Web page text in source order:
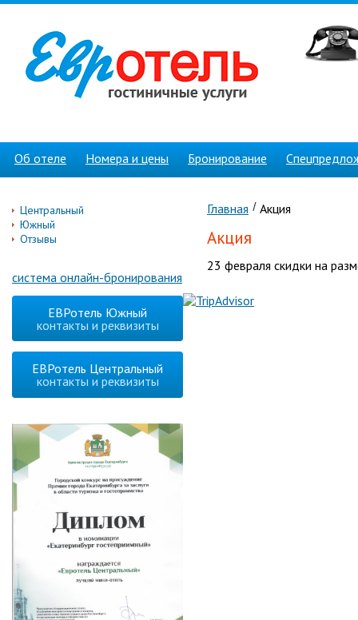
Об отеле Номера и цены Бронирование
Центральный
Южный
Отзывы
система онлайн-бронирования
ЕВРотель Южный
контакты и реквизиты
ЕВРотель Центральный
контакты и реквизиты
Главная Акция
Акция
23 февраля скидки на